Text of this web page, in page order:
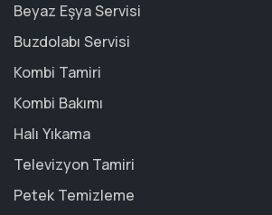
Beyaz Eşya Servisi
Buzdolabı Servisi
Kombi Tamiri
Kombi Bakımı
Halı Yıkama
Televizyon Tamiri
Petek Temizleme